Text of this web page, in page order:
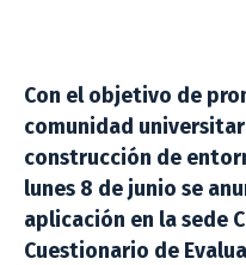
Con el objetivo de
comunidad
construcción de
lunes 8 de junio se
aplicación en la sede
Cuestionario de